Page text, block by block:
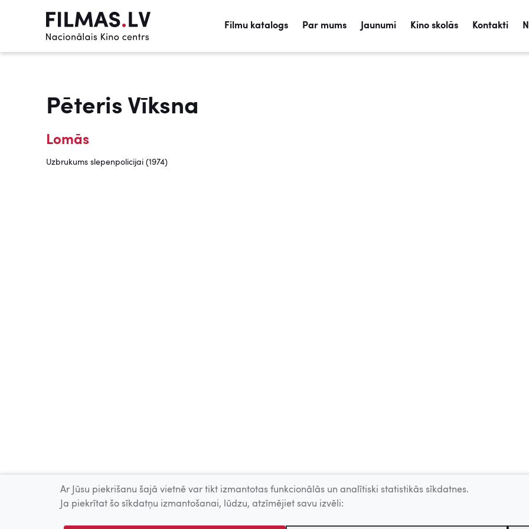
Filmu katalogs Par mums Jaunumi Kino skolās Kontakti
Pēteris Vīksna
Lomās
Uzbrukums slepenpolicijai (1974)
Ar Jūsu piekrišanu šajā vietnē var tikt izmantotas funkcionālās un analītiski statistikās sīkdatnes.
Ja piekrītat šo sīkdatņu izmantošanai, lūdzu, atzīmējiet savu izvēli: